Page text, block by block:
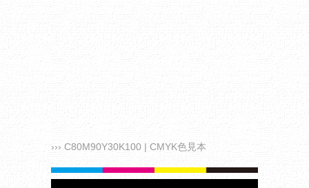
››› C80M90Y30K100 | CMYK色見本